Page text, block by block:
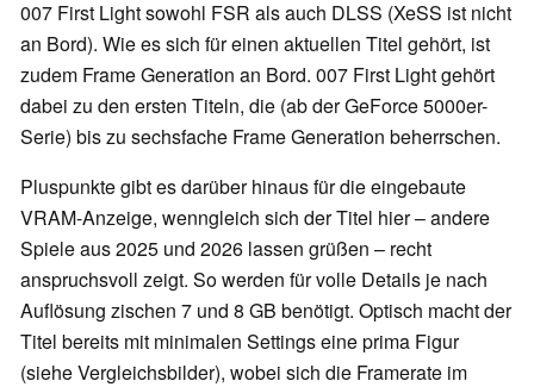
007 First Light sowohl FSR als auch DLSS (XeSS ist nicht
an Bord). Wie es sich für einen aktuellen Titel gehört, ist
zudem Frame Generation an Bord. 007 First Light gehört
dabei zu den ersten Titeln, die (ab der GeForce 5000er-
Serie) bis zu sechsfache Frame Generation beherrschen.
Pluspunkte gibt es darüber hinaus für die eingebaute
VRAM-Anzeige, wenngleich sich der Titel hier – andere
Spiele aus 2025 und 2026 lassen grüßen – recht
anspruchsvoll zeigt. So werden für volle Details je nach
Auflösung zischen 7 und 8 GB benötigt. Optisch macht der
Titel bereits mit minimalen Settings eine prima Figur
(siehe Vergleichsbilder), wobei sich die Framerate im